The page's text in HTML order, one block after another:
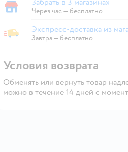
Забрать в магазине
Забрать в 3 магазинах
Через час — бесплатно
Экспресс-доставка из магазина
Экспресс-доставка из
Завтра—бесплатно
Условия возврата
Обменять или вернуть товар
можно в течение 14 дней с